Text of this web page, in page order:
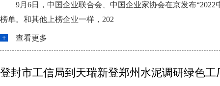
9月6日，中国企业联合会、中国企业家协会在京发布
榜单。和其他上榜企业一样，202
查看更多
登封市工信局到天瑞新登郑州水泥调研绿色工